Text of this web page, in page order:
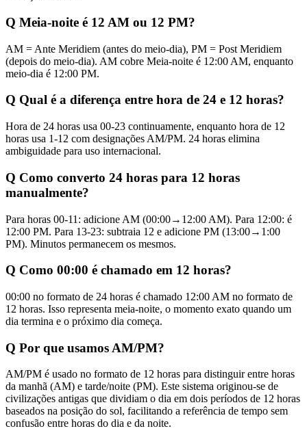
Q Meia-noite é 12 AM ou 12 PM?
AM = Ante Meridiem (antes do meio-dia), PM = Post Meridiem
(depois do meio-dia). AM cobre Meia-noite é 12:00 AM, enquanto
meio-dia é 12:00 PM.
Q Qual é a diferença entre hora de 24 e 12 horas?
Hora de 24 horas usa 00-23 continuamente, enquanto hora de 12
horas usa 1-12 com designações AM/PM. 24 horas elimina
ambiguidade para uso internacional.
Q Como converto 24 horas para 12 horas
manualmente?
Para horas 00-11: adicione AM (00:00→12:00 AM). Para 12:00: é
12:00 PM. Para 13-23: subtraia 12 e adicione PM (13:00→1:00
PM). Minutos permanecem os mesmos.
Q Como 00:00 é chamado em 12 horas?
00:00 no formato de 24 horas é chamado 12:00 AM no formato de
12 horas. Isso representa meia-noite, o momento exato quando um
dia termina e o próximo dia começa.
Q Por que usamos AM/PM?
AM/PM é usado no formato de 12 horas para distinguir entre horas
da manhã (AM) e tarde/noite (PM). Este sistema originou-se de
civilizações antigas que dividiam o dia em dois períodos de 12 horas
baseados na posição do sol, facilitando a referência de tempo sem
confusão entre horas do dia e da noite.